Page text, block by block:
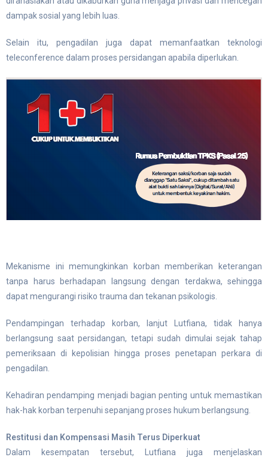
dampak sosial yang lebih luas.
Selain itu, pengadilan juga dapat memanfaatkan teknologi
teleconference dalam proses persidangan apabila diperlukan.
Mekanisme ini memungkinkan korban memberikan keterangan
tanpa harus berhadapan langsung dengan terdakwa, sehingga
dapat mengurangi risiko trauma dan tekanan psikologis.
Pendampingan terhadap korban, lanjut Lutfiana, tidak hanya
berlangsung saat persidangan, tetapi sudah dimulai sejak tahap
pemeriksaan di kepolisian hingga proses penetapan perkara di
pengadilan.
Kehadiran pendamping menjadi bagian penting untuk memastikan
hak-hak korban terpenuhi sepanjang proses hukum berlangsung.
Restitusi dan Kompensasi Masih Terus Diperkuat
Dalam kesempatan tersebut, Lutfiana juga menjelaskan